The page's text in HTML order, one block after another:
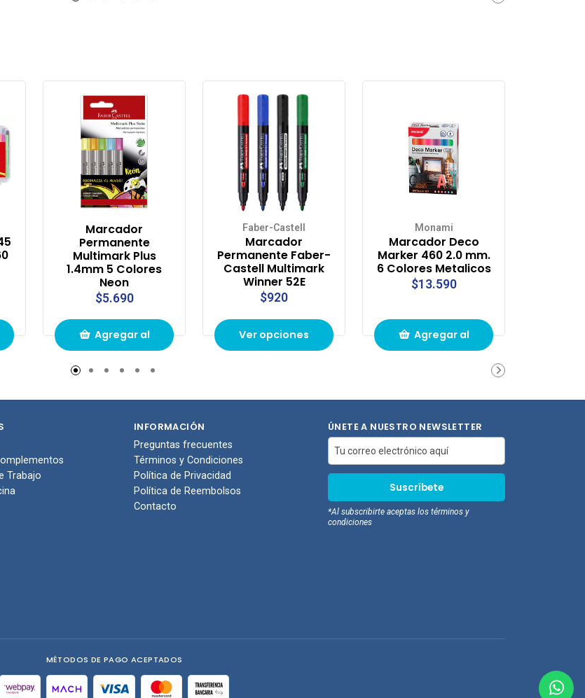
Marcador
Permanente
Multimark Plus
1.4mm 5 Colores
Neon
$5.690
Agregar al
carrito de
compras
Faber-Castell
Marcador
Permanente Faber-
Castell Multimark
Winner 52E
$920
Ver opciones
Monami
Marcador Deco
Marker 460 2.0 mm.
6 Colores Metalicos
$13.590
Agregar al
compras
Trabajo
INFORMACIÓN
Preguntas frecuentes
Términos y Condiciones
Política de Privacidad
Política de Reembolsos
Contacto
ÚNETE A NUESTRO NEWSLETTER
*Al subscribirte aceptas los términos y
condiciones
MÉTODOS DE PAGO ACEPTADOS